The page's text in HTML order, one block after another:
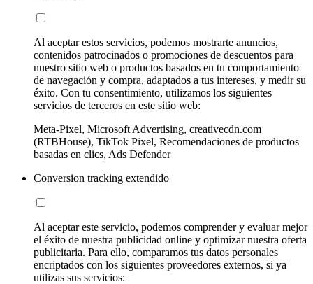
Al aceptar estos servicios, podemos mostrarte anuncios,
contenidos patrocinados o promociones de descuentos para
nuestro sitio web o productos basados en tu comportamiento
de navegación y compra, adaptados a tus intereses, y medir su
éxito. Con tu consentimiento, utilizamos los siguientes
servicios de terceros en este sitio web:
Meta-Pixel, Microsoft Advertising, creativecdn.com
(RTBHouse), TikTok Pixel, Recomendaciones de productos
basadas en clics, Ads Defender
Conversion tracking extendido
Al aceptar este servicio, podemos comprender y evaluar mejor
el éxito de nuestra publicidad online y optimizar nuestra oferta
publicitaria. Para ello, comparamos tus datos personales
encriptados con los siguientes proveedores externos, si ya
utilizas sus servicios: